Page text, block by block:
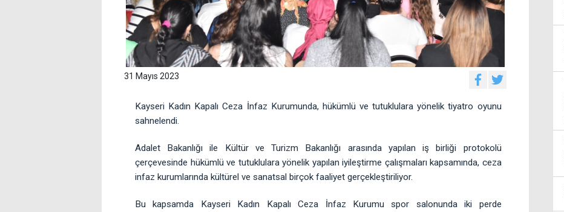
31 Mayıs 2023
Kayseri Kadın Kapalı Ceza İnfaz Kurumunda, hükümlü ve tutuklulara yönelik tiyatro oyunu
sahnelendi.
Adalet Bakanlığı ile Kültür ve Turizm Bakanlığı arasında yapılan iş birliği protokolü
çerçevesinde hükümlü ve tutuklulara yönelik yapılan iyileştirme çalışmaları kapsamında, ceza
infaz kurumlarında kültürel ve sanatsal birçok faaliyet gerçekleştiriliyor.
Bu kapsamda Kayseri Kadın Kapalı Ceza İnfaz Kurumu spor salonunda iki perde